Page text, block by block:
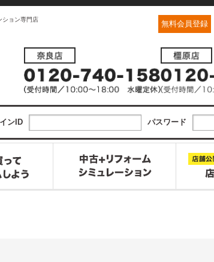
ション専門店 無料会員登録
ンID パスワード